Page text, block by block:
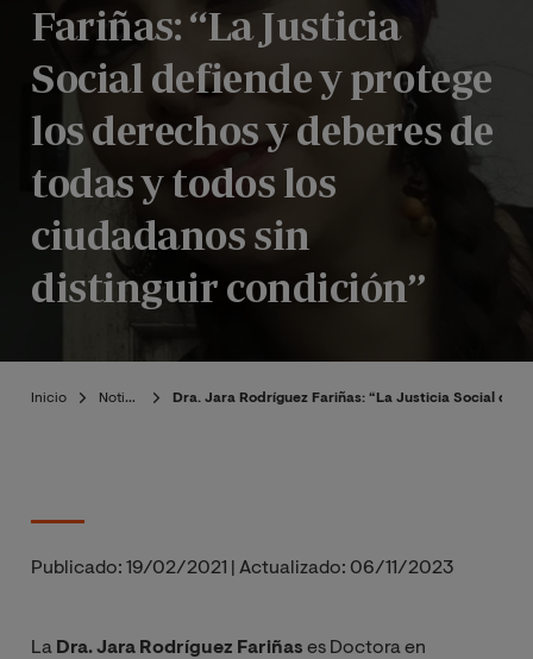
Fariñas: “La Justicia
Social defiende y protege
los derechos y deberes de
todas y todos los
ciudadanos sin
distinguir condición”
Inicio Noticias Dra. Jara Rodríguez Fariñas: “La Justicia Social
Publicado: 19/02/2021 Actualizado: 06/11/2023
La Dra. Jara Rodríguez Fariñas es Doctora en